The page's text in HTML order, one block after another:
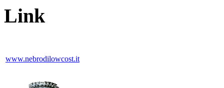
Link
www.nebrodilowcost.it